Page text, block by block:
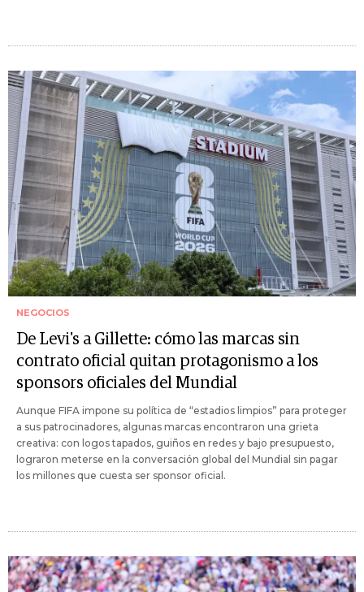
NEGOCIOS
De Levi's a Gillette: cómo las marcas sin
contrato oficial quitan protagonismo a los
sponsors oficiales del Mundial
Aunque FIFA impone su política de “estadios limpios” para proteger
a sus patrocinadores, algunas marcas encontraron una grieta
creativa: con logos tapados, guiños en redes y bajo presupuesto,
lograron meterse en la conversación global del Mundial sin pagar
los millones que cuesta ser sponsor oficial.